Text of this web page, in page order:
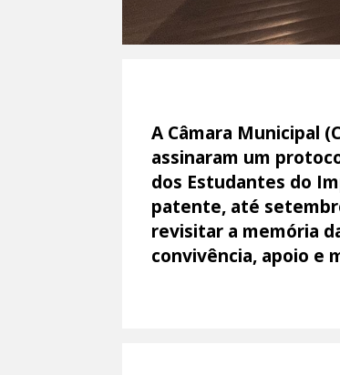
A Câmara Municipal
assinaram um
dos Estudantes do
patente, até
revisitar a memória
convivência, apoio e